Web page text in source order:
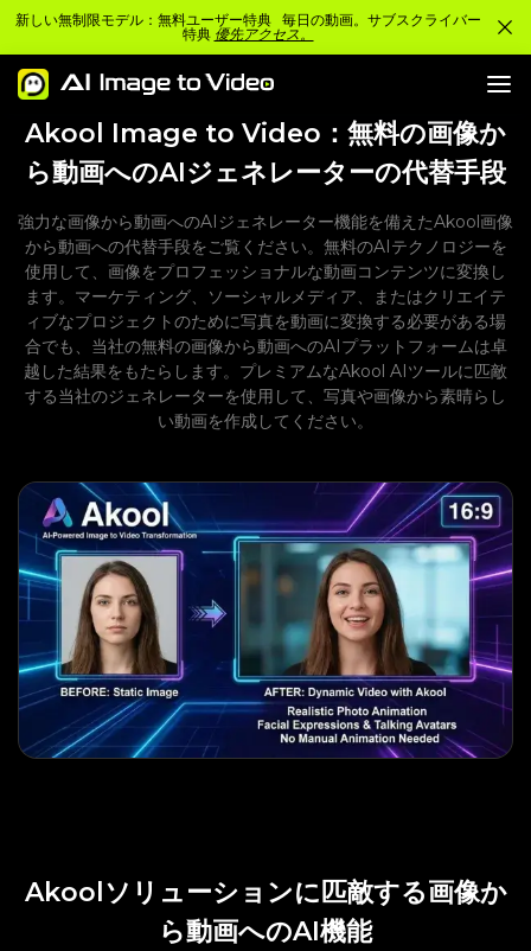
新しい無制限モデル：無料ユーザー特典 毎日の動画。サブスクライバー
特典 優先アクセス。
Akool Image to Video：無料の画像か
ら動画へのAIジェネレーターの代替手段
強力な画像から動画へのAIジェネレーター機能を備えたAkool画像
から動画への代替手段をご覧ください。無料のAIテクノロジーを
使用して、画像をプロフェッショナルな動画コンテンツに変換し
ます。マーケティング、ソーシャルメディア、またはクリエイテ
ィブなプロジェクトのために写真を動画に変換する必要がある場
合でも、当社の無料の画像から動画へのAIプラットフォームは卓
越した結果をもたらします。プレミアムなAkool AIツールに匹敵
する当社のジェネレーターを使用して、写真や画像から素晴らし
い動画を作成してください。
Akoolソリューションに匹敵する画像か
ら動画へのAI機能